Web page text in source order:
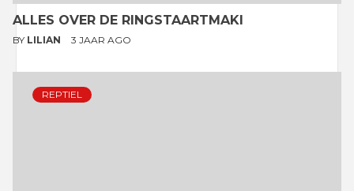
ALLES OVER DE RINGSTAARTMAKI
BY LILIAN 3 JAAR AGO
REPTIEL